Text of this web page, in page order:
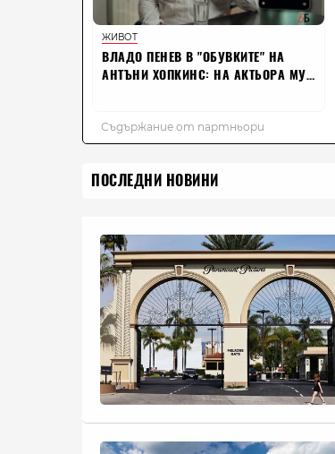
ПОСЛЕДНИ НОВИНИ